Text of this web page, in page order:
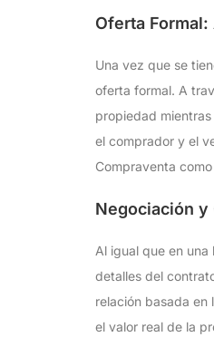
Oferta
Una vez que se
oferta formal. A
propiedad
el comprador y el
Compraventa
Negociación y
Al igual que en
detalles del
relación basada
el valor real de la